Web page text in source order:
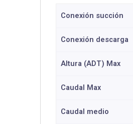
Conexión succión
Conexión descarga
Altura (ADT) Max
Caudal Max
Caudal medio